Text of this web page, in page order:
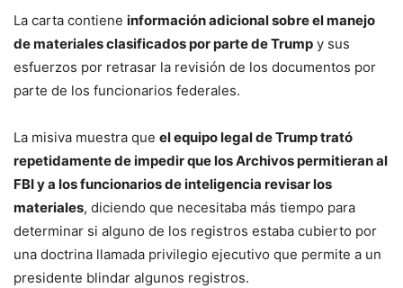
La carta contiene información adicional sobre el manejo
de materiales clasificados por parte de Trump y sus
esfuerzos por retrasar la revisión de los documentos por
parte de los funcionarios federales.
La misiva muestra que el equipo legal de Trump trató
repetidamente de impedir que los Archivos permitieran al
FBI y a los funcionarios de inteligencia revisar los
materiales, diciendo que necesitaba más tiempo para
determinar si alguno de los registros estaba cubierto por
una doctrina llamada privilegio ejecutivo que permite a un
presidente blindar algunos registros.